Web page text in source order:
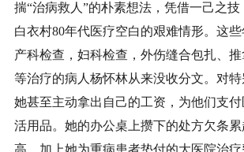
揣“治病救人”的朴素想法，凭借一己之
白衣村80年代医疗空白的艰难情形。这
产科检查，妇科检查，外伤缝合包扎、
等治疗的病人杨怀林从来没收分文。对特
她甚至主动拿出自己的工资，为他们支
活用品。她的办公桌上攒下的处方欠条